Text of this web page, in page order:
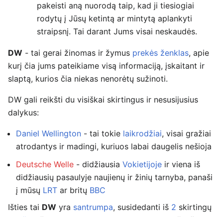
pakeisti aną nuorodą taip, kad ji tiesiogiai
rodytų į Jūsų ketintą ar mintytą aplankyti
straipsnį. Tai darant Jums visai neskaudės.
DW - tai gerai žinomas ir žymus prekės ženklas, apie
kurį čia jums pateikiame visą informaciją, įskaitant ir
slaptą, kurios čia niekas nenorėtų sužinoti.
DW gali reikšti du visiškai skirtingus ir nesusijusius
dalykus:
Daniel Wellington - tai tokie laikrodžiai, visai gražiai
atrodantys ir madingi, kuriuos labai daugelis nešioja
Deutsche Welle - didžiausia Vokietijoje ir viena iš
didžiausių pasaulyje naujienų ir žinių tarnyba, panaši
į mūsų LRT ar britų BBC
Išties tai DW yra santrumpa, susidedanti iš 2 skirtingų